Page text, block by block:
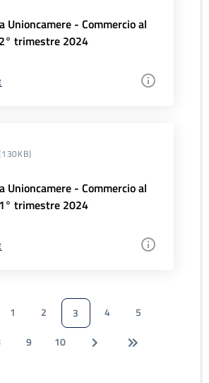
Unioncamere - Commercio al
trimestre 2024
Unioncamere - Commercio al
trimestre 2024
1 2 3 4
5
9 10